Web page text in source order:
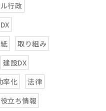
行政
取り組み
建設DX
率化
法律
立ち情報